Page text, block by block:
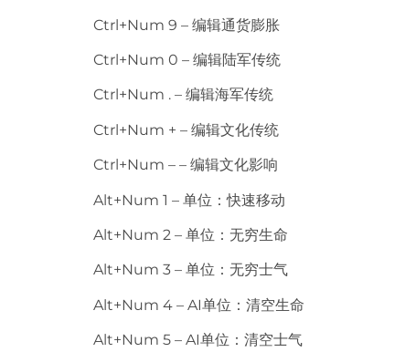
Ctrl+Num 9 – 编辑通货膨胀
Ctrl+Num 0 – 编辑陆军传统
Ctrl+Num . – 编辑海军传统
Ctrl+Num + – 编辑文化传统
Ctrl+Num – – 编辑文化影响
Alt+Num 1 – 单位：快速移动
Alt+Num 2 – 单位：无穷生命
Alt+Num 3 – 单位：无穷士气
Alt+Num 4 – AI单位：清空生命
Alt+Num 5 – AI单位：清空士气